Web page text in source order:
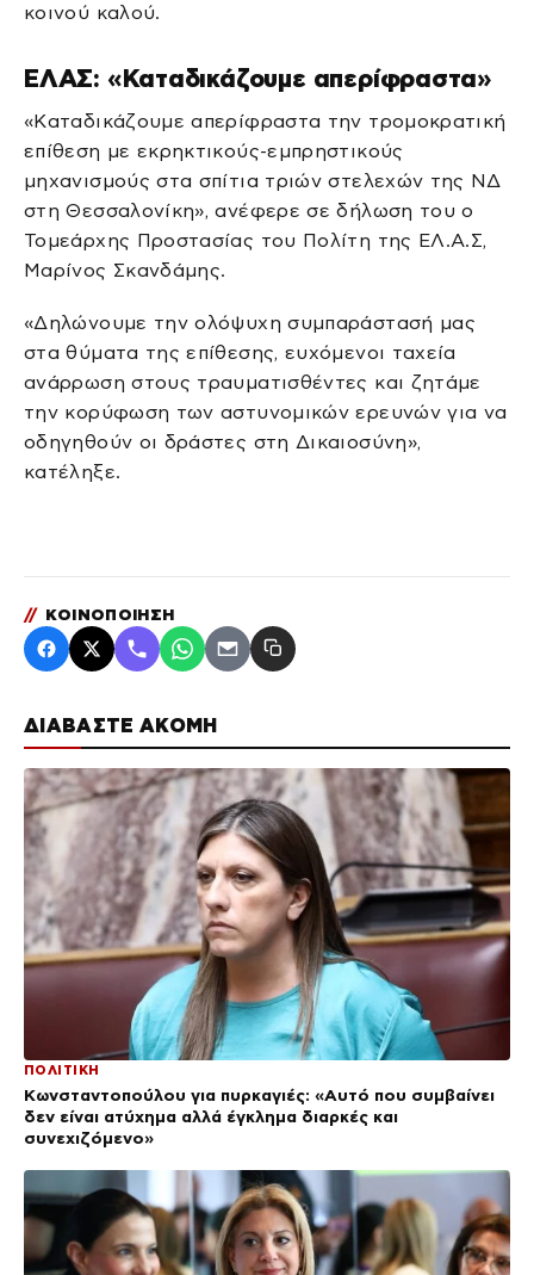
ΔΙΑΒΑΣΤΕ ΑΚΟΜΗ
ΠΟΛΙΤΙΚΗ
Κωνσταντοπούλου για πυρκαγιές: «Αυτό που συμβαίνει
δεν είναι ατύχημα αλλά έγκλημα διαρκές και
συνεχιζόμενο»
κοινού καλού.
ΕΛΑΣ: «Καταδικάζουμε απερίφραστα»
«Καταδικάζουμε απερίφραστα την τρομοκρατική
επίθεση με εκρηκτικούς-εμπρηστικούς
μηχανισμούς στα σπίτια τριών στελεχών της ΝΔ
στη Θεσσαλονίκη», ανέφερε σε δήλωση του ο
Τομεάρχης Προστασίας του Πολίτη της ΕΛ.Α.Σ,
Μαρίνος Σκανδάμης.
«Δηλώνουμε την ολόψυχη συμπαράστασή μας
στα θύματα της επίθεσης, ευχόμενοι ταχεία
ανάρρωση στους τραυματισθέντες και ζητάμε
την κορύφωση των αστυνομικών ερευνών για να
οδηγηθούν οι δράστες στη Δικαιοσύνη»,
κατέληξε.
// ΚΟΙΝΟΠΟΙΗΣΗ